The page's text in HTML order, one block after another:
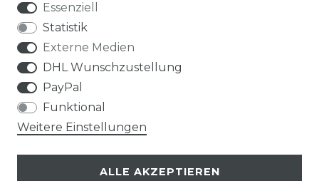
Essenziell
Statistik
Externe Medien
DHL Wunschzustellung
PayPal
Funktional
Weitere Einstellungen
ALLE AKZEPTIEREN